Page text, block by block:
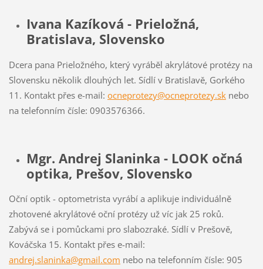
Ivana Kazíková - Prieložná,
Bratislava, Slovensko
Dcera pana Prieložného, který vyráběl akrylátové protézy na
Slovensku několik dlouhých let. Sídlí v Bratislavě, Gorkého
11. Kontakt přes e-mail: ocneprotezy@ocneprotezy.sknebo
na telefonním čísle: 0903576366.
Mgr. Andrej Slaninka - LOOK očná
optika, Prešov, Slovensko
Oční optik - optometrista vyrábí a aplikuje individuálně
zhotovené akrylátové oční protézy už víc jak 25 roků.
Zabývá se i pomůckami pro slabozraké. Sídlí v Prešově,
Kováčska 15. Kontakt přes e-mail:
andrej.slaninka@gmail.com nebo na telefonním čísle: 905